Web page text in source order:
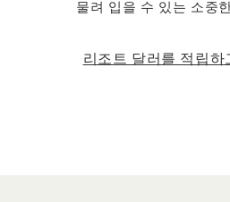
물려 입을 수 있는 소중
리조트 달러를 적립하